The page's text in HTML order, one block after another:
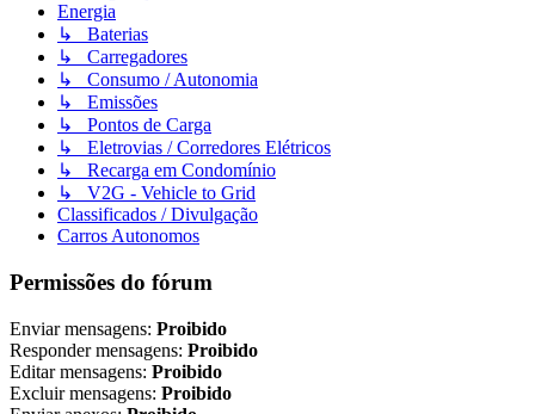
Energia
↳ Baterias
↳ Carregadores
↳ Consumo / Autonomia
↳ Emissões
↳ Pontos de Carga
↳ Eletrovias / Corredores Elétricos
↳ Recarga em Condomínio
↳ V2G - Vehicle to Grid
Classificados / Divulgação
Carros Autonomos
Permissões do fórum
Enviar mensagens: Proibido
Responder mensagens: Proibido
Editar mensagens: Proibido
Excluir mensagens: Proibido